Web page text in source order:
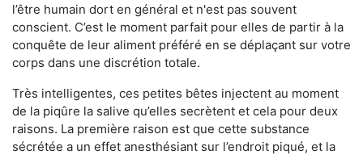
l’être humain dort en général et n'est pas souvent
conscient. C’est le moment parfait pour elles de partir à la
conquête de leur aliment préféré en se déplaçant sur votre
corps dans une discrétion totale.
Très intelligentes, ces petites bêtes injectent au moment
de la piqûre la salive qu’elles secrètent et cela pour deux
raisons. La première raison est que cette substance
sécrétée a un effet anesthésiant sur l’endroit piqué, et la